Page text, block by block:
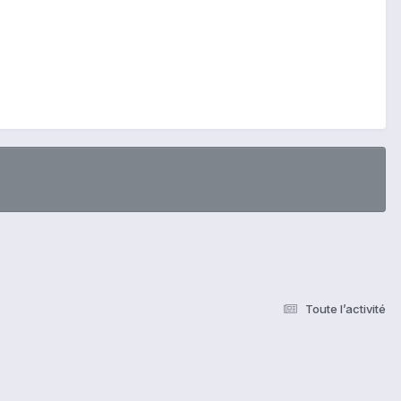
Toute l’activité